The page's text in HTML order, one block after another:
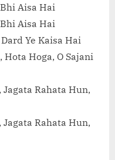
Aisa Hai
Aisa Hai
Ye Kaisa Hai
Hoga, O Sajani
Rahata Hun,
Rahata Hun,